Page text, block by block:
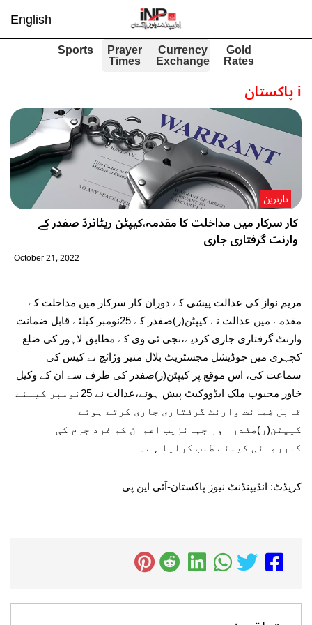
English
Gold
Rates
Currency
Exchange
Prayer
Times
Sports
iپاکستان
کار سرکار میں مداخلت کا مقدمہ،کیپٹن ریٹائرڈ صفدر کے
وارنٹ گرفتاری جاری
تازترین
October 21, 2022
مریم نواز کی عدالت پیشی کے دوران کار سرکار میں مداخلت کے
مقدمے میں عدالت نے کیپٹن(ر)صفدر کے 25نومبر کیلئے قابل ضمانت
وارنٹ گرفتاری جاری کردیے،نجی ٹی وی کے مطابق لاہور کی ضلع
کچہری میں جوڈیشل مجسٹریٹ بلال منیر وڑائچ نے کیس کی
سماعت کی، اس موقع پر کیپٹن(ر)صفدر کی طرف سے ان کے وکیل
خاور محبوب ملک ایڈووکیٹ پیش ہوئے،عدالت نے 25نومبر کیلئے
قابل ضمانت وارنٹ گرفتاری جاری کرتے ہوئے
کیپٹن(ر)صفدر اور جہانزیب اعوان کو فرد جرم کی
کارروائی کیلئے طلب کرلیا ہے۔
کریڈٹ: انڈیپنڈنٹ نیوز پاکستان-آئی این پی